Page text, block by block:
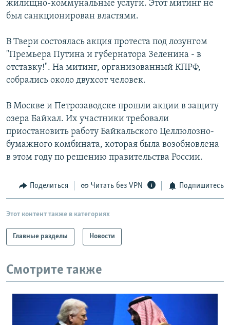
жилищно-коммунальные услуги. Этот митинг не
был санкционирован властями.
В Твери состоялась акция протеста под лозунгом
"Премьера Путина и губернатора Зеленина - в
отставку!". На митинг, организованный КПРФ,
собрались около двухсот человек.
В Москве и Петрозаводске прошли акции в защиту
озера Байкал. Их участники требовали
приостановить работу Байкальского Целлюлозно-
бумажного комбината, которая была возобновлена
в этом году по решению правительства России.
Поделиться Читать без VPN Подпишитесь
Этот контент также в категориях
Главные разделы Новости
Смотрите также